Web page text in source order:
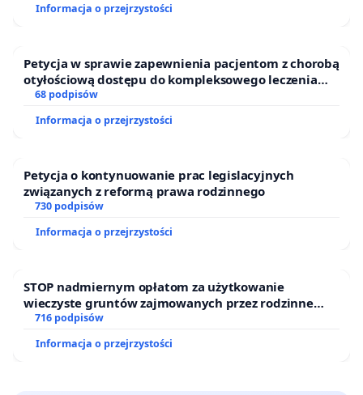
Informacja o przejrzystości
Petycja w sprawie zapewnienia pacjentom z chorobą
otyłościową dostępu do kompleksowego leczenia
oraz programów profilaktycznych.
68 podpisów
Informacja o przejrzystości
Petycja o kontynuowanie prac legislacyjnych
związanych z reformą prawa rodzinnego
730 podpisów
Informacja o przejrzystości
STOP nadmiernym opłatom za użytkowanie
wieczyste gruntów zajmowanych przez rodzinne
ogrody działkowe.
716 podpisów
Informacja o przejrzystości